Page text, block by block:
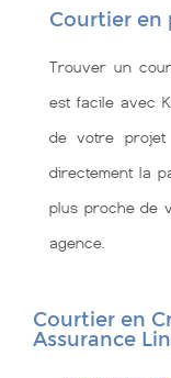
Courtier en
Trouver un
est facile avec
de votre projet
directement la
plus proche de
agence.
Courtier en
Assurance